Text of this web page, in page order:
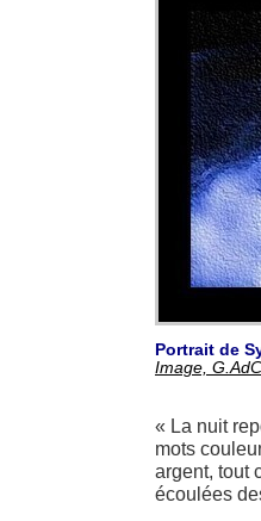
Portrait de
Image, G.AdC
« La nuit
mots
argent, tout
écoulées